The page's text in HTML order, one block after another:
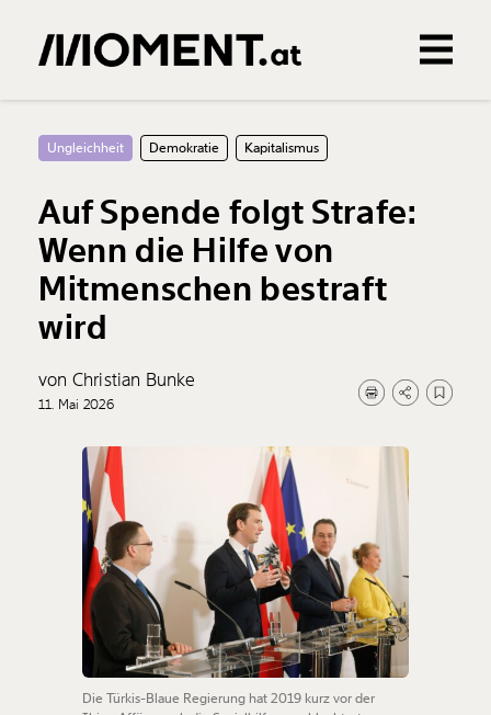
0Treffer
Ungleichheit Demokratie Kapitalismus
Auf Spende folgt Strafe:
Wenn die Hilfe von
Mitmenschen bestraft
wird
von Christian Bunke
11. Mai 2026
Die Türkis-Blaue Regierung hat 2019 kurz vor der